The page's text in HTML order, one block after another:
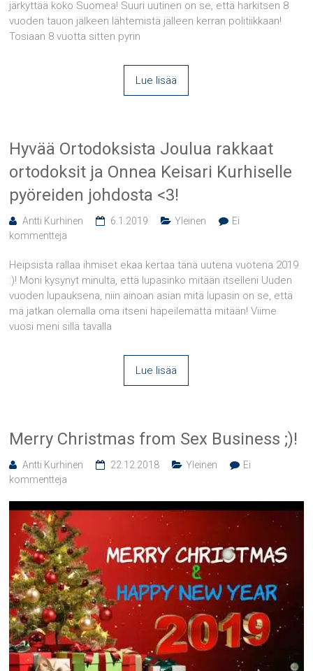
järkyttää koko Suomea! Suuri uutinen on se, että harkitsen 8
vuoden tauon jälkeen lähtemistä jälleen kerran politiikkaan!
Tosiaan 8 vuotta sitten pyrin
Lue lisää
Hyvää Ortodoksista Joulua rakkaat
ortodoksit ja Onnea Keisari Kurhiselle
pyöreiden johdosta <3!
Antti Kurhinen 6.1.2019 Yleinen
Ei
kommentteja
Heipsista rallaa ihmiset ekaa kertaa tänä uutena vuotena 2019
:)! Moni kysynyt minulta, että lupasinko mitään itselleni Uuden
vuoden lupauksena, niin ainoan asian mitä lupasin on se, että
mä jatkan olemalla oma itseni häpeilemättä mitään! Viime
vuosi meni sillä tavalla
Lue lisää
Merry Christmas from Sex Business ;)!
Antti Kurhinen 22.12.2018 Yleinen
Ei
kommentteja